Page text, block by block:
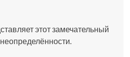
этот замечательный